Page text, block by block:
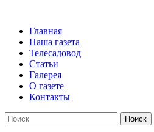
Главная
Наша газета
Телесадовод
Статьи
Галерея
О газете
Контакты
Поиск